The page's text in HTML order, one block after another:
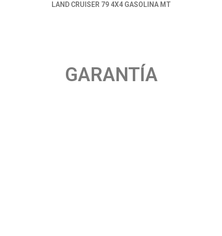
LAND CRUISER 79 4X4 GASOLINA MT
GARANTÍA